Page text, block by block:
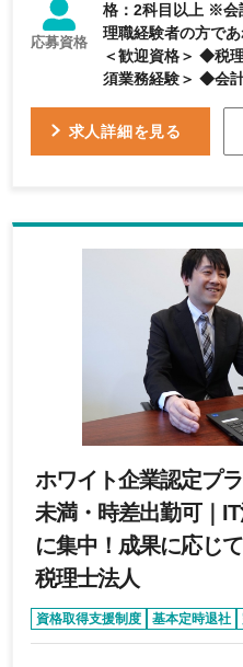
応募資格
格：2科目以上 ※会
理職経験者の方で
＜歓迎資格＞ ◆税理
須業務経験＞ ◆会計
求人詳細を見る
ホワイト企業認定プ
未満・時差出勤可｜
に集中！成果に応じ
税理士法人
資格取得支援制度 基本定時退社
年間休日120日以上
残業少なめ